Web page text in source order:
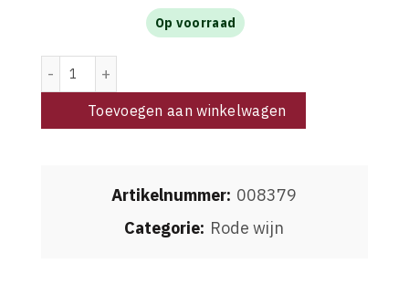
Op voorraad
Toevoegen aan winkelwagen
Artikelnummer: 008379
Categorie: Rode wijn